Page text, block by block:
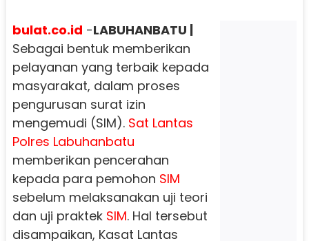
bulat.co.id -LABUHANBATU |
Sebagai bentuk memberikan
pelayanan yang terbaik kepada
masyarakat, dalam proses
pengurusan surat izin
mengemudi (SIM).Sat Lantas
Polres Labuhanbatu
memberikan pencerahan
kepada para pemohon SIM
sebelum melaksanakan uji teori
dan uji praktekSIM. Hal tersebut
disampaikan, Kasat Lantas